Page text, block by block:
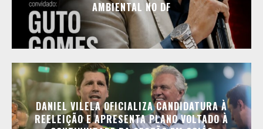
AMBIENTAL NO DF
DANIEL VILELA OFICIALIZA CANDIDATURA À
REELEIÇÃO E APRESENTA PLANO VOLTADO À